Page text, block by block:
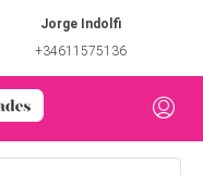
Jorge Indolfi
+34611575136